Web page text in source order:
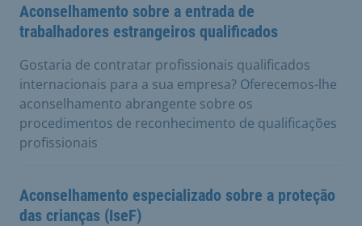
Aconselhamento sobre a entrada de
trabalhadores estrangeiros qualificados
Gostaria de contratar profissionais qualificados
internacionais para a sua empresa? Oferecemos-lhe
aconselhamento abrangente sobre os
procedimentos de reconhecimento de qualificações
profissionais
Aconselhamento especializado sobre a proteção
das crianças (IseF)